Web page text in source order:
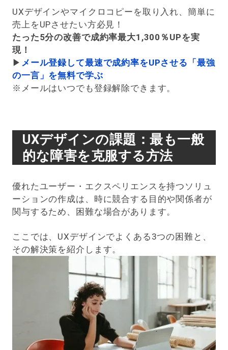
UXデザインやマイクロコピーを取り入れ、簡単に
売上をUPさせたい方必見！
たった5分の改善で成約率最大1,300％UPを実
現！
▶︎ メール登録して最速で成約率をUPさせる「最強
の一言」を無料で学ぶ
※メールはいつでも登録解除できます。
UXデザインの課題：最も一般
的な障害を克服する方法
優れたユーザー・エクスペリエンスを持つソリュ
ーションの作成は、時に競合する目的や関係者が
関与するため、困難な場合があります。
ここでは、UXデザインでよくある3つの困難と、
その解決策を紹介します。